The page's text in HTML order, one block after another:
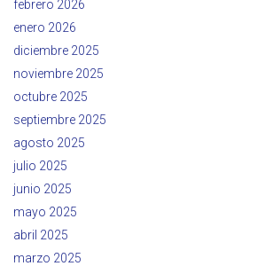
febrero 2026
enero 2026
diciembre 2025
noviembre 2025
octubre 2025
septiembre 2025
agosto 2025
julio 2025
junio 2025
mayo 2025
abril 2025
marzo 2025